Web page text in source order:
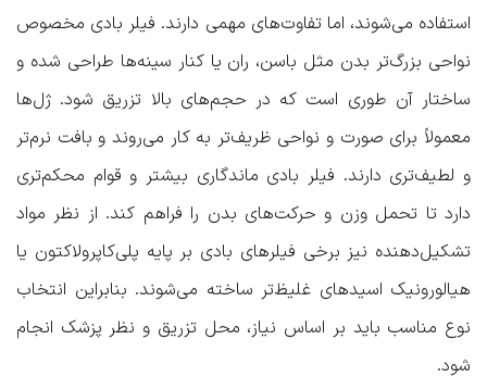
استفاده می‌شوند، اما تفاوت‌های مهمی دارند. فیلر بادی مخصوص
نواحی بزرگ‌تر بدن مثل باسن، ران یا کنار سینه‌ها طراحی شده و
ساختار آن طوری است که در حجم‌های بالا تزریق شود. ژل‌ها
معمولاً برای صورت و نواحی ظریف‌تر به کار می‌روند و بافت نرم‌تر
و لطیف‌تری دارند. فیلر بادی ماندگاری بیشتر و قوام محکم‌تری
دارد تا تحمل وزن و حرکت‌های بدن را فراهم کند. از نظر مواد
تشکیل‌دهنده نیز برخی فیلرهای بادی بر پایه پلی‌کاپرولاکتون یا
هیالورونیک اسید‌های غلیظ‌تر ساخته می‌شوند. بنابراین انتخاب
نوع مناسب باید بر اساس نیاز، محل تزریق و نظر پزشک انجام
شود.